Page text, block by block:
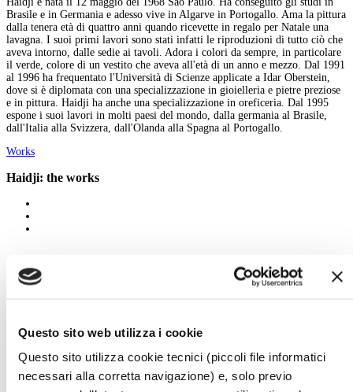
Questo sito web utilizza i cookie
Questo sito utilizza cookie tecnici (piccoli file informatici
necessari alla corretta navigazione) e, solo previo
Brasile e in Germania e adesso vive in Algarve in Portogallo. Ama la pittura
dalla tenera età di quattro anni quando ricevette in regalo per Natale una
lavagna. I suoi primi lavori sono stati infatti le riproduzioni di tutto ciò che
aveva intorno, dalle sedie ai tavoli. Adora i colori da sempre, in particolare
il verde, colore di un vestito che aveva all'età di un anno e mezzo. Dal 1991
al 1996 ha frequentato l'Università di Scienze applicate a Idar Oberstein,
dove si è diplomata con una specializzazione in gioielleria e pietre preziose
e in pittura. Haidji ha anche una specializzazione in oreficeria. Dal 1995
espone i suoi lavori in molti paesi del mondo, dalla germania al Brasile,
dall'Italia alla Svizzera, dall'Olanda alla Spagna al Portogallo.
Works
Haidji: the works
All
E
G
H